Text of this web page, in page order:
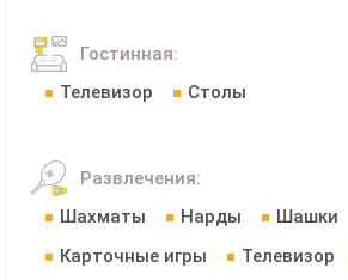
Гостинная:
Телевизор
Столы
Развлечения:
Шахматы
Нарды
Шашки
Карточные игры
Телевизор